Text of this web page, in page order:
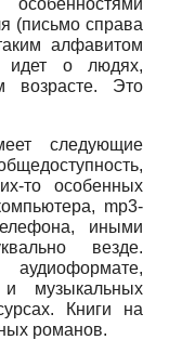
(письмо справа
алфавитом
идет о людях,
возрасте. Это
следующие
то особенных
mp3-
иными
везде.
музыкальных
Книги на
романов.